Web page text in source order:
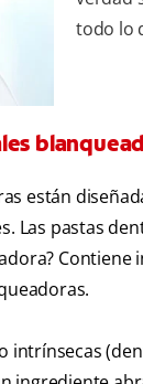
todo lo
están
Las pastas
intrínsecas